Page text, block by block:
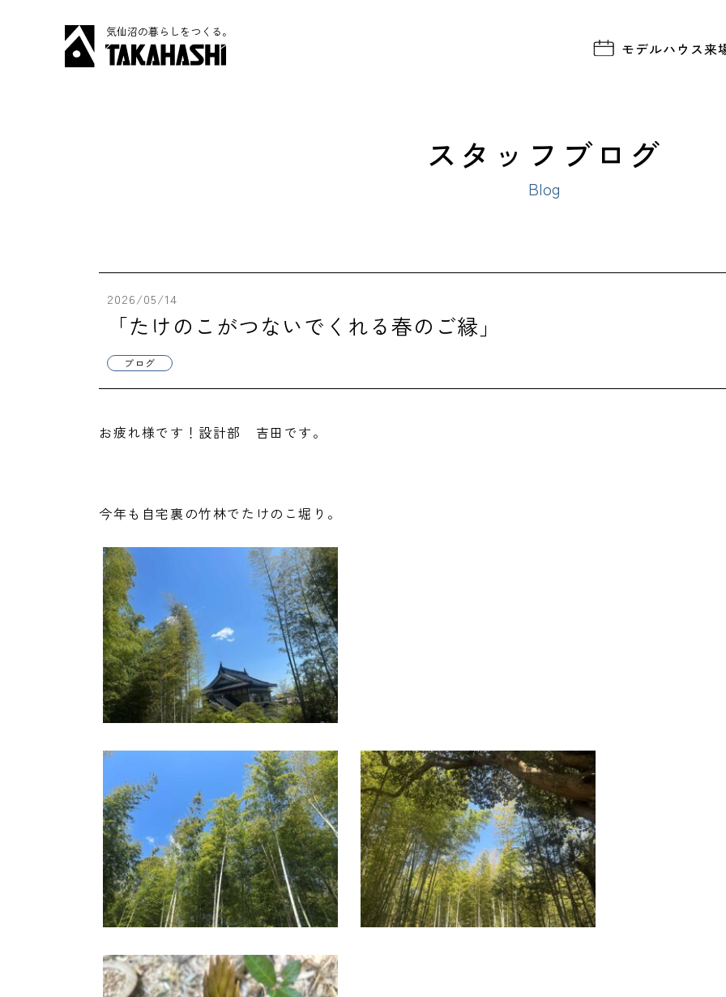
気仙沼の暮らしをつくる。
モデルハウス来
スタッフブログ
Blog
2026/05/14
「たけのこがつないでくれる春のご縁」
ブログ
お疲れ様です！設計部 吉田です。
今年も自宅裏の竹林でたけのこ堀り。